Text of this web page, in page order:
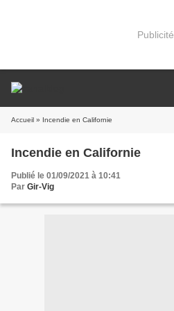
Publicité
Accueil » Incendie en Californie
Incendie en Californie
Publié le 01/09/2021 à 10:41
Par Gir-Vig